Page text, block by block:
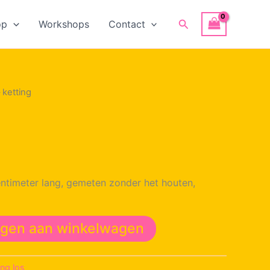
Workshops Contact Zoeken
ketting
lang, gemeten zonder het houten,
aan winkelwagen
los